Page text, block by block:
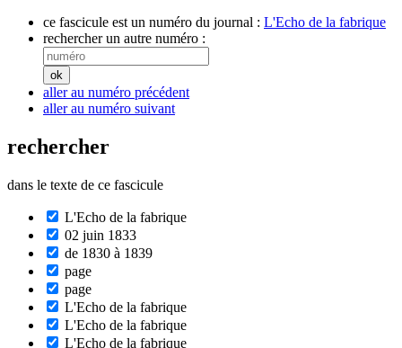
ce fascicule est un numéro du journal : L'Echo de la fabrique
rechercher un autre numéro :
aller au numéro précédent
aller au numéro suivant
rechercher
dans le texte de ce fascicule
L'Echo de la fabrique
02 juin 1833
de 1830 à 1839
page
page
L'Echo de la fabrique
L'Echo de la fabrique
L'Echo de la fabrique